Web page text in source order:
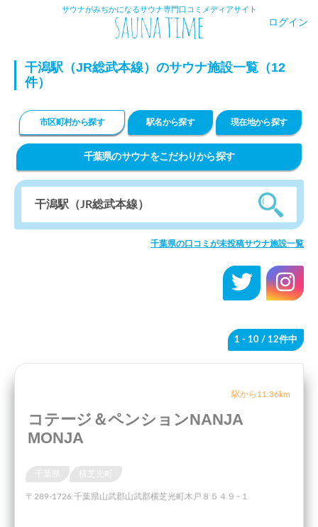
サウナがみぢかになるサウナ専門口コミメディアサイト
ログイン
干潟駅（JR総武本線）のサウナ施設一覧（12
件）
市区町村から探す 駅名から探す 現在地から探す
千葉県のサウナをこだわりから探す
千葉県の口コミが未投稿サウナ施設一覧
1 - 10 / 12件中
駅から11.36km
コテージ＆ペンションNANJA
MONJA
千葉県 横芝光町
〒289-1726 千葉県山武郡山武郡横芝光町木戸８５４９−１